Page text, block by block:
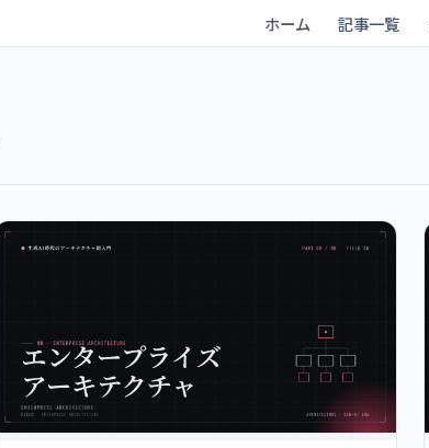
ホーム 記事一覧